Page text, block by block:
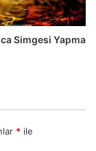
Simgesi Yapma
* ile